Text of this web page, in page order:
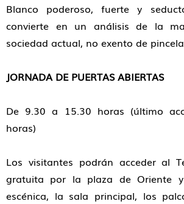
Blanco poderoso, fuerte y
convierte en un análisis de la
sociedad actual, no exento de
JORNADA DE PUERTAS ABIERTAS
De 9.30 a 15.30 horas (último
horas)
Los visitantes podrán acceder al
gratuita por la plaza de Oriente
escénica, la sala principal, los